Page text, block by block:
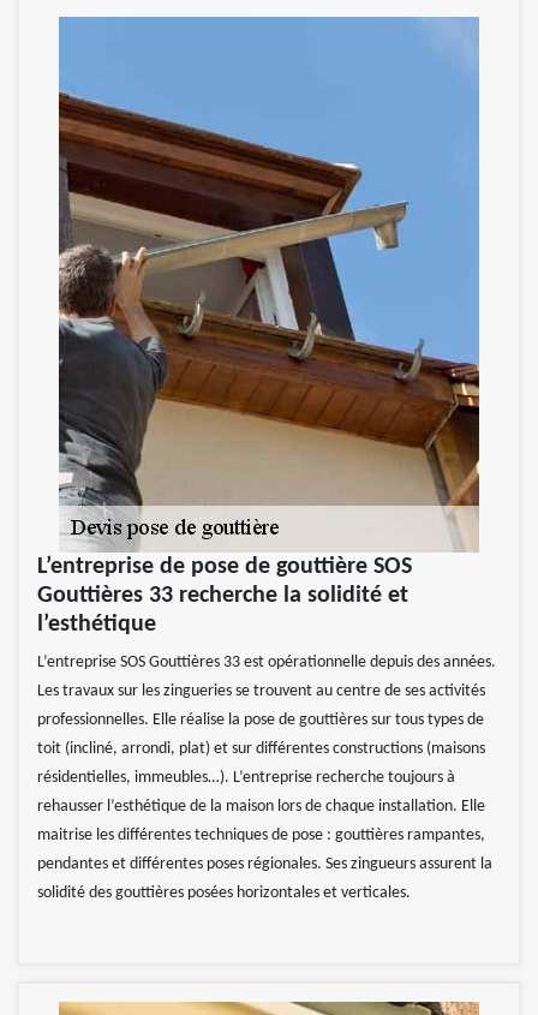
L’entreprise de pose de gouttière SOS
Gouttières 33 recherche la solidité et
l’esthétique
L’entreprise SOS Gouttières 33 est opérationnelle depuis des années.
Les travaux sur les zingueries se trouvent au centre de ses activités
professionnelles. Elle réalise la pose de gouttières sur tous types de
toit (incliné, arrondi, plat) et sur différentes constructions (maisons
résidentielles, immeubles…). L’entreprise recherche toujours à
rehausser l’esthétique de la maison lors de chaque installation. Elle
maitrise les différentes techniques de pose : gouttières rampantes,
pendantes et différentes poses régionales. Ses zingueurs assurent la
solidité des gouttières posées horizontales et verticales.